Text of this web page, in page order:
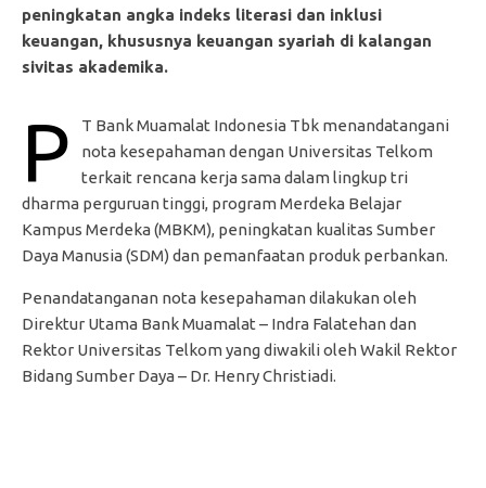
peningkatan angka indeks literasi dan inklusi
keuangan, khususnya keuangan syariah di kalangan
sivitas akademika.
P
T Bank Muamalat Indonesia Tbk menandatangani
nota kesepahaman dengan Universitas Telkom
terkait rencana kerja sama dalam lingkup tri
dharma perguruan tinggi, program Merdeka Belajar
Kampus Merdeka (MBKM), peningkatan kualitas Sumber
Daya Manusia (SDM) dan pemanfaatan produk perbankan.
Penandatanganan nota kesepahaman dilakukan oleh
Direktur Utama Bank Muamalat – Indra Falatehan dan
Rektor Universitas Telkom yang diwakili oleh Wakil Rektor
Bidang Sumber Daya – Dr. Henry Christiadi.